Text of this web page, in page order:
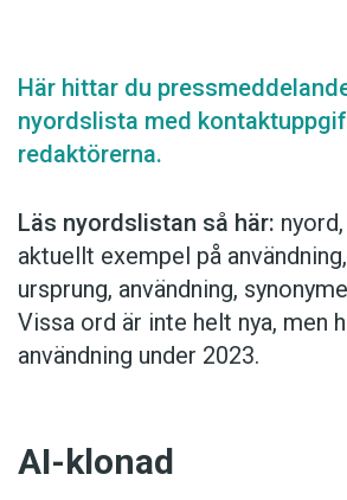
Här hittar du
nyordslista med
redaktörerna.
Läs nyordslistan så här:
aktuellt exempel på
ursprung, användning,
Vissa ord är inte helt nya, men
användning under 2023.
AI-klonad